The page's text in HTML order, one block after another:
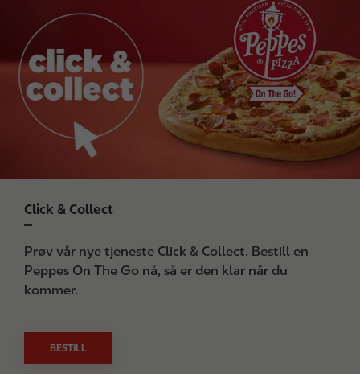
e
Click & Collect
Prøv vår nye tjeneste Click & Collect. Bestill en
Peppes On The Go nå, så er den klar når du
kommer.
BESTILL